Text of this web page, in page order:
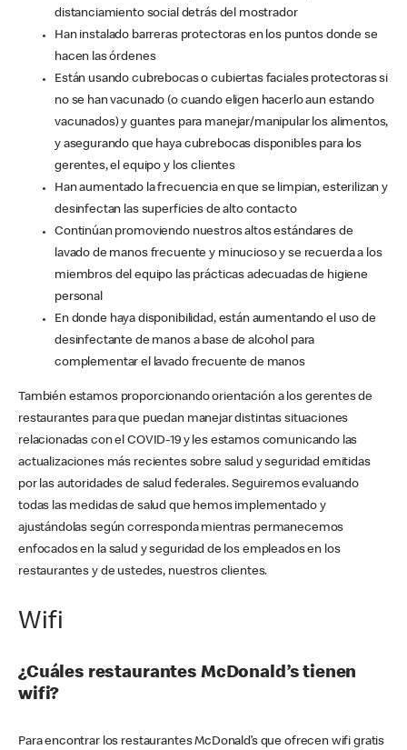
distanciamiento social detrás del mostrador
Han instalado barreras protectoras en los puntos donde se
hacen las órdenes
Están usando cubrebocas o cubiertas faciales protectoras si
no se han vacunado (o cuando eligen hacerlo aun estando
vacunados) y guantes para manejar/manipular los alimentos,
y asegurando que haya cubrebocas disponibles para los
gerentes, el equipo y los clientes
Han aumentado la frecuencia en que se limpian, esterilizan y
desinfectan las superficies de alto contacto
Continúan promoviendo nuestros altos estándares de
lavado de manos frecuente y minucioso y se recuerda a los
miembros del equipo las prácticas adecuadas de higiene
personal
En donde haya disponibilidad, están aumentando el uso de
desinfectante de manos a base de alcohol para
complementar el lavado frecuente de manos
También estamos proporcionando orientación a los gerentes de
restaurantes para que puedan manejar distintas situaciones
relacionadas con el COVID-19 y les estamos comunicando las
actualizaciones más recientes sobre salud y seguridad emitidas
por las autoridades de salud federales. Seguiremos evaluando
todas las medidas de salud que hemos implementado y
ajustándolas según corresponda mientras permanecemos
enfocados en la salud y seguridad de los empleados en los
restaurantes y de ustedes, nuestros clientes.
Wifi
¿Cuáles restaurantes McDonald’s tienen
wifi?
Para encontrar los restaurantes McDonald’s que ofrecen wifi gratis